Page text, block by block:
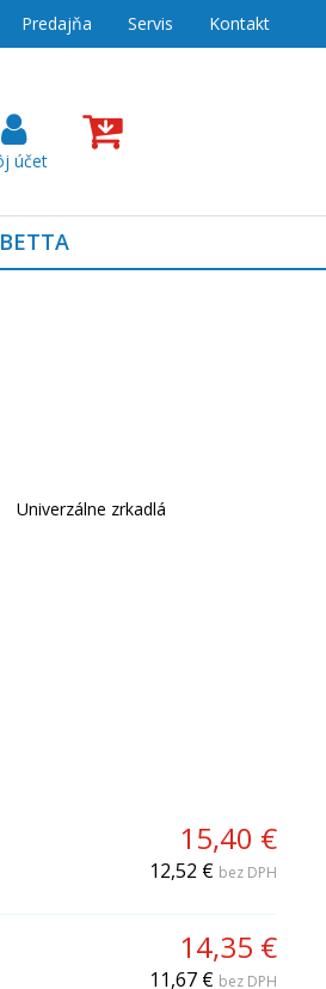
Predajňa Servis Kontakt
Univerzálne zrkadlá
15,40 €
12,52 € bez DPH
14,35 €
11,67 € bez DPH